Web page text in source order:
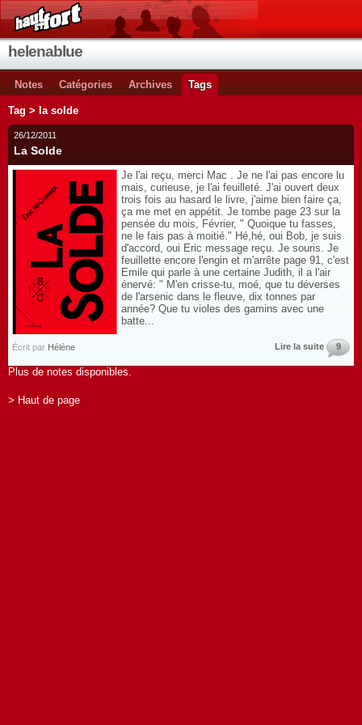
helenablue
Notes Catégories Archives Tags
Tag > la solde
26/12/2011
La Solde
Je l'ai reçu, merci Mac . Je ne l'ai pas encore lu
mais, curieuse, je l'ai feuilleté. J'ai ouvert deux
trois fois au hasard le livre, j'aime bien faire ça,
ça me met en appétit. Je tombe page 23 sur la
pensée du mois, Février, " Quoique tu fasses,
ne le fais pas à moitié." Hé,hé, oui Bob, je suis
d'accord, oui Eric message reçu. Je souris. Je
feuillette encore l'engin et m'arrête page 91, c'est
Emile qui parle à une certaine Judith, il a l'air
énervé: " M'en crisse-tu, moé, que tu déverses
de l'arsenic dans le fleuve, dix tonnes par
année? Que tu violes des gamins avec une
batte...
Écrit par Hélène Lire la suite 9
Plus de notes disponibles.
> Haut de page